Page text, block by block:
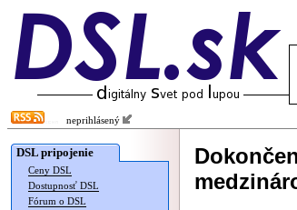
neprihlásený
DSL pripojenie
Ceny DSL
Dostupnosť DSL
Fórum o DSL